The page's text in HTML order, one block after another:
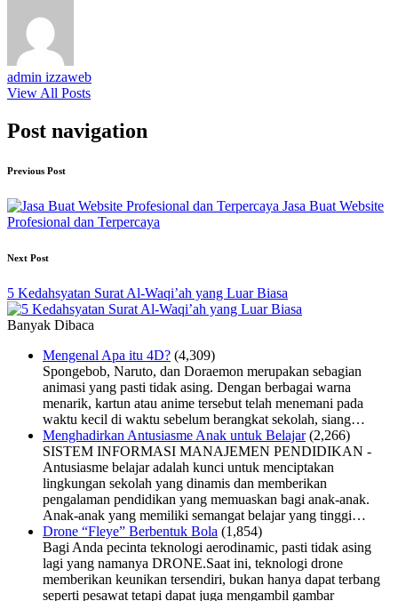
admin izzaweb
View All Posts
Post navigation
Previous Post
Jasa Buat Website
Profesional dan Terpercaya
Next Post
5 Kedahsyatan Surat Al-Waqi’ah yang Luar Biasa
Banyak Dibaca
Mengenal Apa itu 4D? (4,309)
Spongebob, Naruto, dan Doraemon merupakan sebagian
animasi yang pasti tidak asing. Dengan berbagai warna
menarik, kartun atau anime tersebut telah menemani pada
waktu kecil di waktu sebelum berangkat sekolah, siang…
Menghadirkan Antusiasme Anak untuk Belajar (2,266)
SISTEM INFORMASI MANAJEMEN PENDIDIKAN -
Antusiasme belajar adalah kunci untuk menciptakan
lingkungan sekolah yang dinamis dan memberikan
pengalaman pendidikan yang memuaskan bagi anak-anak.
Anak-anak yang memiliki semangat belajar yang tinggi…
Drone “Fleye” Berbentuk Bola (1,854)
Bagi Anda pecinta teknologi aerodinamic, pasti tidak asing
lagi yang namanya DRONE.Saat ini, teknologi drone
memberikan keunikan tersendiri, bukan hanya dapat terbang
seperti pesawat tetapi dapat juga mengambil gambar